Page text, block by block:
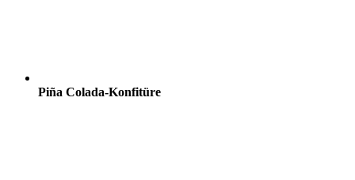
Piña Colada-Konfitüre